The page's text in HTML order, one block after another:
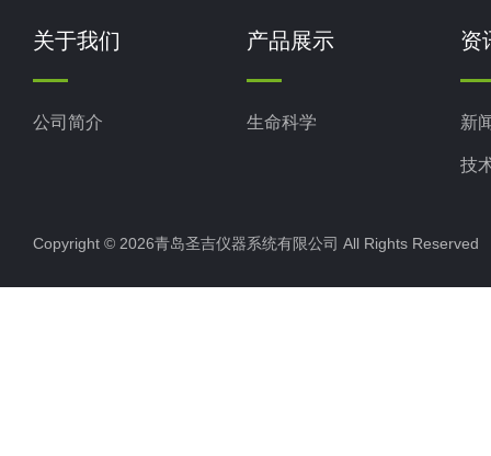
关于我们
公司简介
产品展示
生命科学
资
新
技
Copyright © 2026青岛圣吉仪器系统有限公司 All Rights